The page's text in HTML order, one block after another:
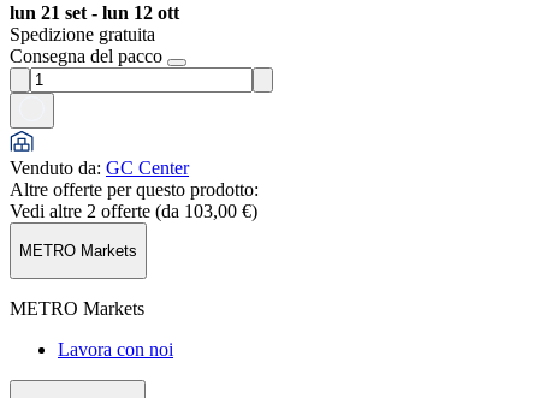
lun 21 set - lun 12 ott
Spedizione gratuita
Consegna del pacco
Venduto da: GC Center
Altre offerte per questo prodotto:
Vedi altre 2 offerte (da 103,00 €)
METRO Markets
METRO Markets
Lavora con noi